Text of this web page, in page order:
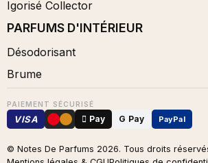
Igorisé Collector
PARFUMS D'INTÉRIEUR
Désodorisant
Brume
PAIEMENT SÉCURISÉ
VISA  Pay G Pay PayPal
© Notes De Parfums 2026. Tous droits